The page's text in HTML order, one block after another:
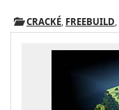
CRACKÉ, FREEBUILD,